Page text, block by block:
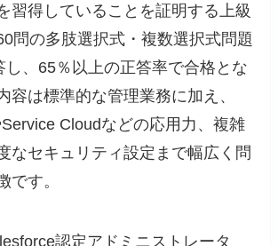
習得していることを証明する上級
問の多肢選択式・複数選択式問題
し、65％以上の正答率で合格とな
容は標準的な管理業務に加え、
Cloudなどの応用力、複雑
なセキュリティ設定まで幅広く問
です。
認定アドミニストレータ